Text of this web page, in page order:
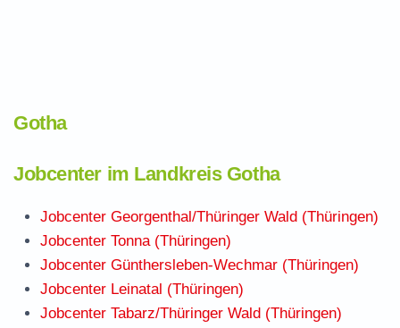
Gotha
Jobcenter im Landkreis Gotha
Jobcenter Georgenthal/Thüringer Wald (Thüringen)
Jobcenter Tonna (Thüringen)
Jobcenter Günthersleben-Wechmar (Thüringen)
Jobcenter Leinatal (Thüringen)
Jobcenter Tabarz/Thüringer Wald (Thüringen)